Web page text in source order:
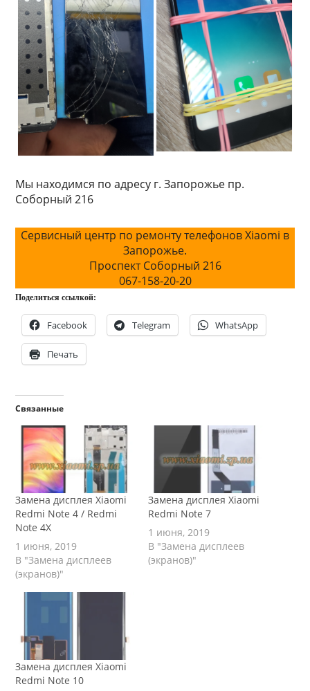
Мы находимся по адресу г. Запорожье пр.
Соборный 216
Сервисный центр по ремонту телефонов Xiaomi в
Запорожье.
Проспект Соборный 216
067-158-20-20
Поделиться ссылкой:
Facebook Telegram WhatsApp
Печать
Связанные
Замена дисплея Xiaomi
Redmi Note 4 / Redmi
Note 4X
1 июня, 2019
В "Замена дисплеев
(экранов)"
Замена дисплея Xiaomi
Redmi Note 7
1 июня, 2019
В "Замена дисплеев
(экранов)"
Замена дисплея Xiaomi
Redmi Note 10